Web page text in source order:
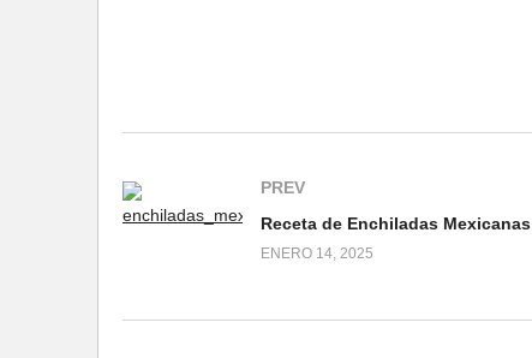
PREV
Receta de Enchiladas Mexicanas
ENERO 14, 2025